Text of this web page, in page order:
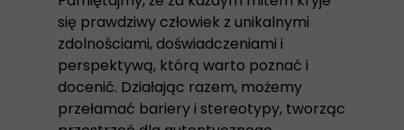
się prawdziwy człowiek z unikalnymi
zdolnościami, doświadczeniami i
perspektywą, którą warto poznać i
docenić. Działając razem, możemy
przełamać bariery i stereotypy, tworząc